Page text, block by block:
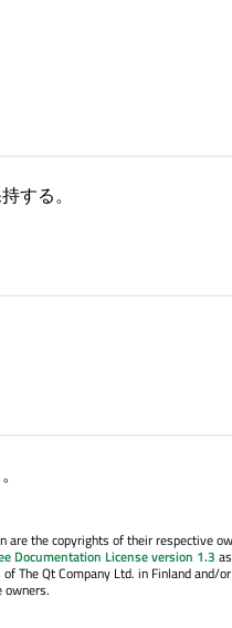
する。
are the copyrights of their respective
Documentation License version 1.3
of The Qt Company Ltd. in Finland and/
owners.